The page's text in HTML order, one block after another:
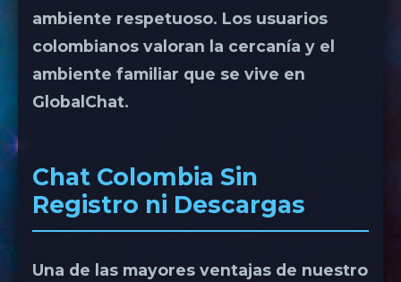
ambiente respetuoso. Los usuarios
colombianos valoran la cercanía y el
ambiente familiar que se vive en
GlobalChat.
Chat Colombia Sin
Registro ni Descargas
Una de las mayores ventajas de nuestro